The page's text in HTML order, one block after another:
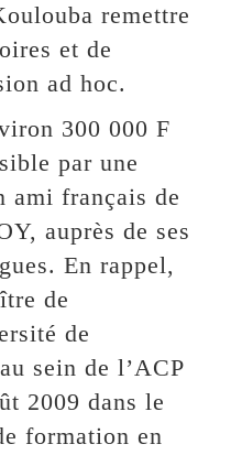
remettre
et de
ad hoc.
300 000 F
par une
ami français de
auprès de ses
En rappel,
de
de
sein de l’ACP
2009 dans le
formation en